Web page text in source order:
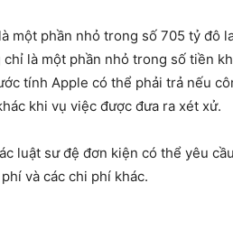
một phần nhỏ trong số 705 tỷ đô
là một phần nhỏ trong số tiền
tính Apple có thể phải trả nếu
khi vụ việc được đưa ra xét xử.
luật sư đệ đơn kiện có thể yêu
và các chi phí khác.